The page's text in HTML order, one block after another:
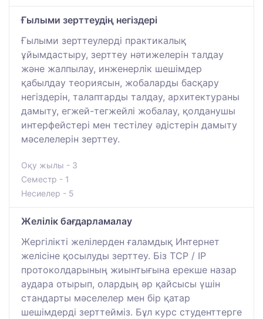
Ғылыми зерттеудің негіздері
Ғылыми зерттеулерді практикалық
ұйымдастыру, зерттеу нәтижелерін талдау
және жалпылау, инженерлік шешімдер
қабылдау теориясын, жобаларды басқару
негіздерін, талаптарды талдау, архитектураны
дамыту, егжей-тегжейлі жобалау, қолданушы
интерфейстері мен тестілеу әдістерін дамыту
мәселелерін зерттеу.
Оқу жылы - 3
Семестр - 1
Несиелер - 5
Желілік бағдарламалау
Жергілікті желілерден ғаламдық Интернет
желісіне қосылуды зерттеу. Біз TCP / IP
протоколдарының жиынтығына ерекше назар
аудара отырып, олардың әр қайсысы үшін
стандарты мәселелер мен бір қатар
шешімдерді зерттейміз. Бұл курс студенттерге